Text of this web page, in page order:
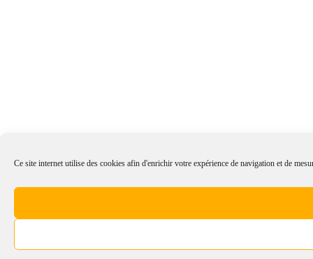
Ce site internet utilise des cookies afin d'enrichir votre expérience de navigation et de